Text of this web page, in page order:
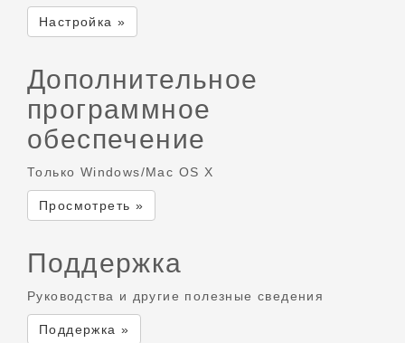
Настройка »
Дополнительное
программное
обеспечение
Только Windows/Mac OS X
Просмотреть »
Поддержка
Руководства и другие полезные сведения
Поддержка »